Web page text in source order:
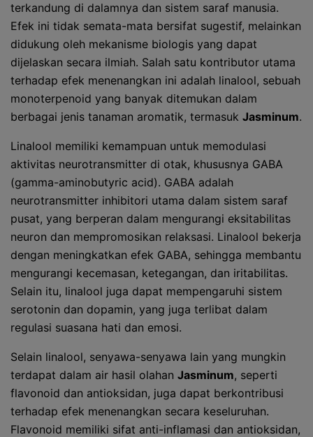
terkandung di dalamnya dan sistem saraf manusia.
Efek ini tidak semata-mata bersifat sugestif, melainkan
didukung oleh mekanisme biologis yang dapat
dijelaskan secara ilmiah. Salah satu kontributor utama
terhadap efek menenangkan ini adalah linalool, sebuah
monoterpenoid yang banyak ditemukan dalam
berbagai jenis tanaman aromatik, termasuk Jasminum.
Linalool memiliki kemampuan untuk memodulasi
aktivitas neurotransmitter di otak, khususnya GABA
(gamma-aminobutyric acid). GABA adalah
neurotransmitter inhibitori utama dalam sistem saraf
pusat, yang berperan dalam mengurangi eksitabilitas
neuron dan mempromosikan relaksasi. Linalool bekerja
dengan meningkatkan efek GABA, sehingga membantu
mengurangi kecemasan, ketegangan, dan iritabilitas.
Selain itu, linalool juga dapat mempengaruhi sistem
serotonin dan dopamin, yang juga terlibat dalam
regulasi suasana hati dan emosi.
Selain linalool, senyawa-senyawa lain yang mungkin
terdapat dalam air hasil olahan Jasminum, seperti
flavonoid dan antioksidan, juga dapat berkontribusi
terhadap efek menenangkan secara keseluruhan.
Flavonoid memiliki sifat anti-inflamasi dan antioksidan,